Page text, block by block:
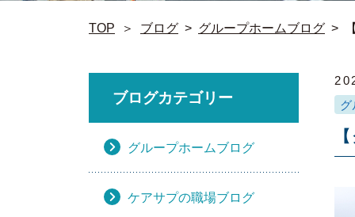
TOP ＞ ブログ > グループホームブログ >
グ
ブログカテゴリー
グループホームブログ
ケアサプの職場ブログ